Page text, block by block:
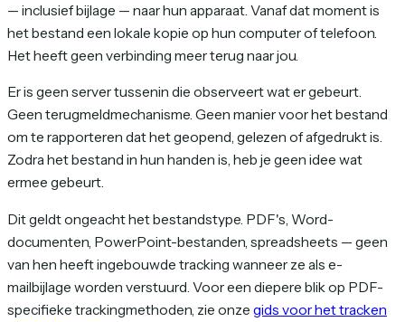
— inclusief bijlage — naar hun apparaat. Vanaf dat moment is
het bestand een lokale kopie op hun computer of telefoon.
Het heeft geen verbinding meer terug naar jou.
Er is geen server tussenin die observeert wat er gebeurt.
Geen terugmeldmechanisme. Geen manier voor het bestand
om te rapporteren dat het geopend, gelezen of afgedrukt is.
Zodra het bestand in hun handen is, heb je geen idee wat
ermee gebeurt.
Dit geldt ongeacht het bestandstype. PDF's, Word-
documenten, PowerPoint-bestanden, spreadsheets — geen
van hen heeft ingebouwde tracking wanneer ze als e-
mailbijlage worden verstuurd. Voor een diepere blik op PDF-
specifieke trackingmethoden, zie onze gids voor het tracken